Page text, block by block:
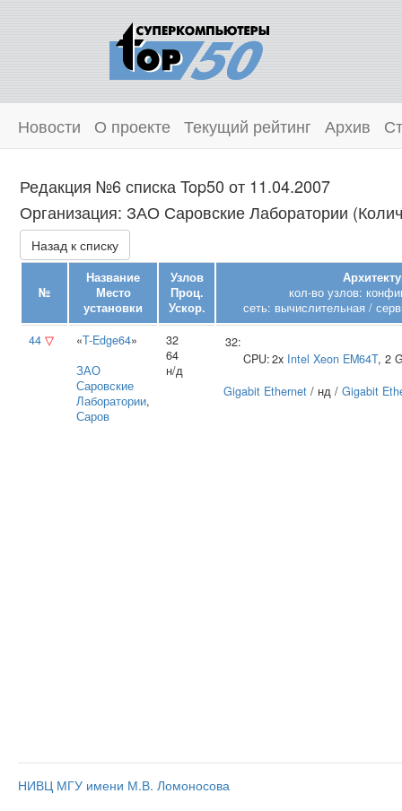
Новости О проекте Текущий рейтинг Архив
Редакция №6 списка Top50 от 11.04.2007
Организация: ЗАО Саровские Лаборатории
Назад к списку
№
Название
Место
установки
Узлов
Проц.
Ускор.
кол-во узлов:
сеть: вычислительная /
44 ▽ «T-Edge64»
ЗАО
Саровские
Лаборатории,
Саров
32
64
н/д
32:
CPU:2x Intel Xeon EM64T, 2
Gigabit Ethernet / нд / Gigabit
НИВЦ МГУ имени М.В. Ломоносова